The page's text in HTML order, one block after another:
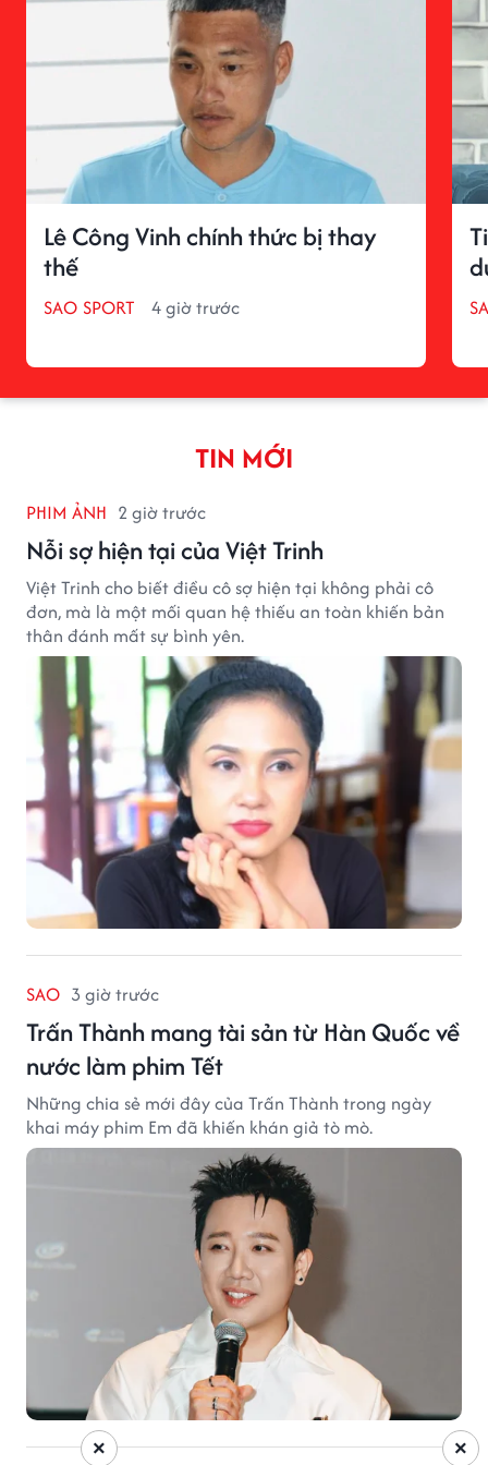
Lê Công Vinh chính thức bị thay
thế
SAO SPORT 4 giờ trước
TIN MỚI
PHIM ẢNH 2 giờ trước
Nỗi sợ hiện tại của Việt Trinh
Việt Trinh cho biết điều cô sợ hiện tại không phải cô
đơn, mà là một mối quan hệ thiếu an toàn khiến bản
thân đánh mất sự bình yên.
SAO 3 giờ trước
Trấn Thành mang tài sản từ Hàn Quốc về
nước làm phim Tết
Những chia sẻ mới đây của Trấn Thành trong ngày
khai máy phim Em đã khiến khán giả tò mò.
×
×